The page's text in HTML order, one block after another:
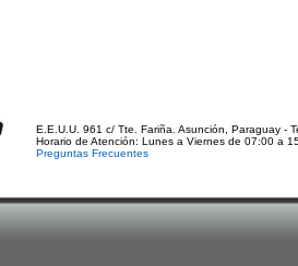
E.E.U.U. 961 c/ Tte. Fariña. Asunción, Paraguay -
Horario de Atención: Lunes a Viernes de 07:00 a
Preguntas Frecuentes